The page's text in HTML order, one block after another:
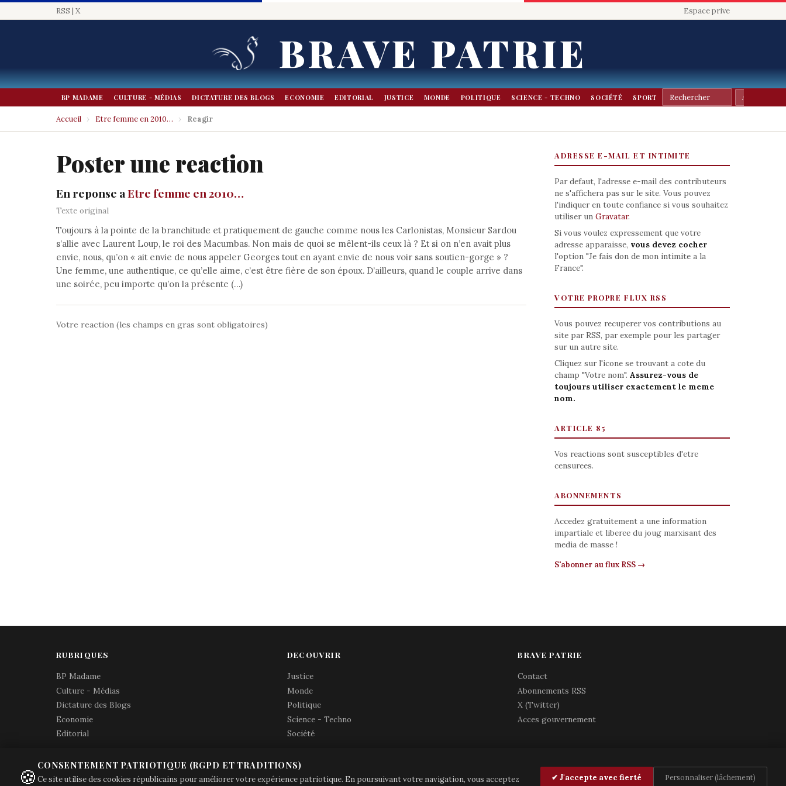
RSS | X Espace prive
BRAVE PATRIE
BP MADAME CULTURE - MÉDIAS DICTATURE DES BLOGS ECONOMIE EDITORIAL JUSTICE MONDE POLITIQUE SCIENCE - TECHNO SOCIÉTÉ SPORT
Accueil › Etre femme en 2010… › Reagir
Poster une reaction
En reponse aEtre femme en 2010…
Texte original
Toujours à la pointe de la branchitude et pratiquement de gauche comme nous les Carlonistas, Monsieur Sardou
s’allie avec Laurent Loup, le roi des Macumbas. Non mais de quoi se mêlent-ils ceux là ? Et si on n’en avait plus
envie, nous, qu’on « ait envie de nous appeler Georges tout en ayant envie de nous voir sans soutien-gorge » ?
Une femme, une authentique, ce qu’elle aime, c’est être fière de son époux. D’ailleurs, quand le couple arrive dans
une soirée, peu importe qu’on la présente (…)
Votre reaction (les champs en gras sont obligatoires)
ADRESSE E-MAIL ET INTIMITE
Par defaut, l'adresse e-mail des contributeurs
ne s'affichera pas sur le site. Vous pouvez
l'indiquer en toute confiance si vous souhaitez
utiliser un Gravatar.
Si vous voulez expressement que votre
adresse apparaisse, vous devez cocher
l'option "Je fais don de mon intimite a la
France".
VOTRE PROPRE FLUX RSS
Vous pouvez recuperer vos contributions au
site par RSS, par exemple pour les partager
sur un autre site.
Cliquez sur l'icone se trouvant a cote du
champ "Votre nom". Assurez-vous de
toujours utiliser exactement le meme
nom.
ARTICLE 85
Vos reactions sont susceptibles d'etre
censurees.
ABONNEMENTS
Accedez gratuitement a une information
impartiale et liberee du joug marxisant des
media de masse !
S'abonner au flux RSS →
RUBRIQUES
BP Madame
Culture - Médias
Dictature des Blogs
Economie
Editorial
DECOUVRIR
Justice
Monde
Politique
Science - Techno
Société
BRAVE PATRIE
Contact
Abonnements RSS
X (Twitter)
Acces gouvernement
© Brave Patrie + friends—
🍪
CONSENTEMENT PATRIOTIQUE (RGPD ET TRADITIONS)
Ce site utilise des cookies républicains pour améliorer votre expérience patriotique. En poursuivant votre navigation, vous acceptez
✔ J'accepte avec fierté Personnaliser (lâchement)